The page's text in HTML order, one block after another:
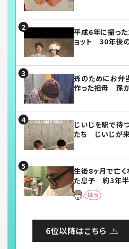
平成6年に撮っ
ョット 30年後
孫のためにお弁
作った祖母 孫
じいじを駅で待
たち じいじが
まらない」「幸せ
れる」
生後8ヶ月で亡く
た息子 約3年半
後、当時の妻の日
に書いてあった本
6位以降はこちら